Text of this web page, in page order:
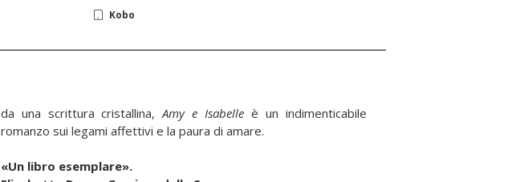
Kobo
da una scrittura cristallina,Amy e Isabelle è un indimenticabile
romanzo sui legami affettivi e la paura di amare.
«Un libro esemplare».